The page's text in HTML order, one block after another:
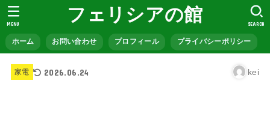
フェリシアの館
ホーム お問い合わせ プロフィール プライバシーポリシー
SEARCH
MENU
家電 2026.06.24 kei